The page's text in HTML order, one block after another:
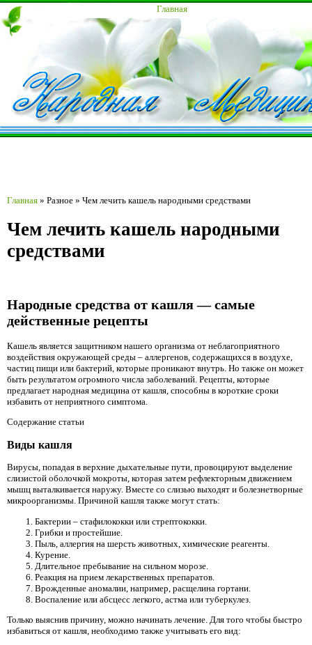
Главная
Главная » Разное » Чем лечить кашель народными средствами
Чем лечить кашель народными
средствами
Народные средства от кашля — самые
действенные рецепты
Кашель является защитником нашего организма от неблагоприятного
воздействия окружающей среды – аллергенов, содержащихся в воздухе,
частиц пищи или бактерий, которые проникают внутрь. Но также он может
быть результатом огромного числа заболеваний. Рецепты, которые
предлагает народная медицина от кашля, способны в короткие сроки
избавить от неприятного симптома.
Содержание статьи
Виды кашля
Вирусы, попадая в верхние дыхательные пути, провоцируют выделение
слизистой оболочкой мокроты, которая затем рефлекторным движением
мышц выталкивается наружу. Вместе со слизью выходят и болезнетворные
микроорганизмы. Причиной кашля также могут стать:
Бактерии – стафилококки или стрептококки.
Грибки и простейшие.
Пыль, аллергия на шерсть животных, химические реагенты.
Курение.
Длительное пребывание на сильном морозе.
Реакция на прием лекарственных препаратов.
Врожденные аномалии, например, расщелина гортани.
Воспаление или абсцесс легкого, астма или туберкулез.
Только выяснив причину, можно начинать лечение. Для того чтобы быстро
избавиться от кашля, необходимо также учитывать его вид: